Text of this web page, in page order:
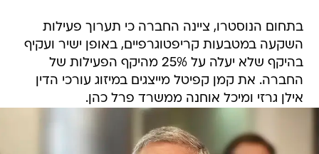
בתחום הנוסטרו, ציינה החברה כי תערוך פעילות
השקעה במטבעות קריפטוגרפיים, באופן ישיר ועקיף
בהיקף שלא יעלה על 25% מהיקף הפעילות של
החברה. את קמן קפיטל מייצגים במיזוג עורכי הדין
אילן גרזי ומיכל אוחנה ממשרד פרל כהן.